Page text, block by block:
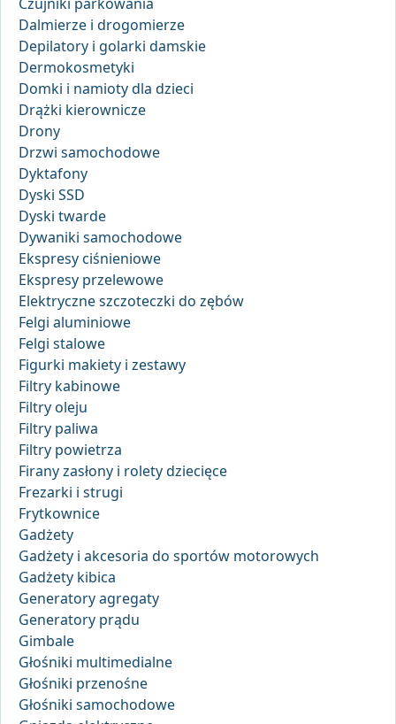
Dalmierze i drogomierze
Depilatory i golarki damskie
Dermokosmetyki
Domki i namioty dla dzieci
Drążki kierownicze
Drony
Drzwi samochodowe
Dyktafony
Dyski SSD
Dyski twarde
Dywaniki samochodowe
Ekspresy ciśnieniowe
Ekspresy przelewowe
Elektryczne szczoteczki do zębów
Felgi aluminiowe
Felgi stalowe
Figurki makiety i zestawy
Filtry kabinowe
Filtry oleju
Filtry paliwa
Filtry powietrza
Firany zasłony i rolety dziecięce
Frezarki i strugi
Frytkownice
Gadżety
Gadżety i akcesoria do sportów motorowych
Gadżety kibica
Generatory agregaty
Generatory prądu
Gimbale
Głośniki multimedialne
Głośniki przenośne
Głośniki samochodowe